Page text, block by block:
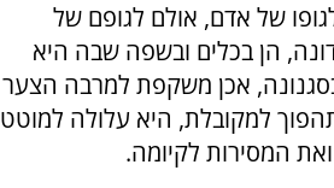
של אדם, אולם לגופם של
הן בכלים ובשפה שבה היא
אכן משקפת למרבה הצער
למקובלת, היא עלולה למוטט
המסירות לקיומה.